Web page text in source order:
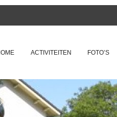
ACTIVITEITEN FOTO’S